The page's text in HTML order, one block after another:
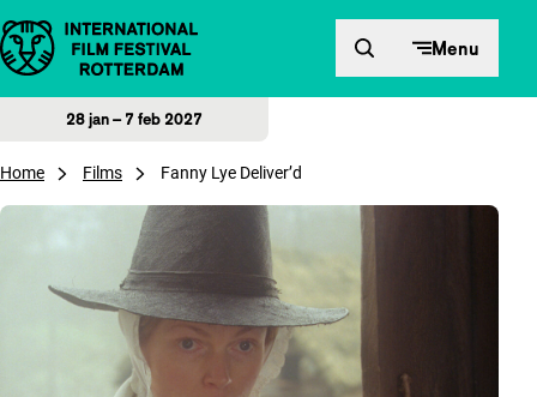
Direct naar inhoud Menu
28 jan – 7 feb 2027
Home Films Fanny Lye Deliver’d